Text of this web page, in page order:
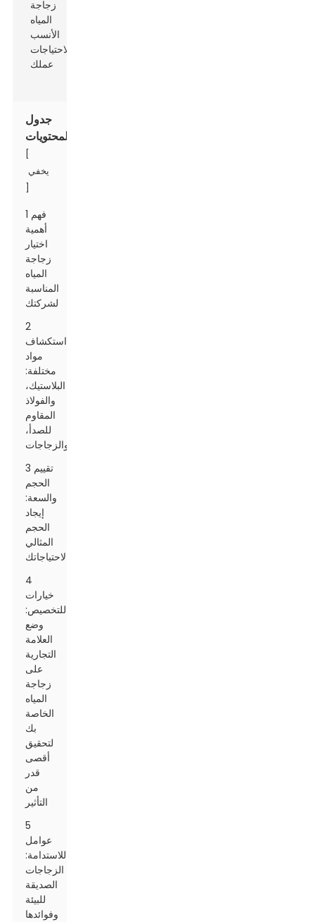
جدول
المحتويات
يخفي
1 فهم
أهمية
اختيار
زجاجة
المياه
المناسبة
لشركتك
2
استكشاف
مواد
مختلفة:
البلاستيك،
والفولاذ
المقاوم
للصدأ،
والزجاجات
3 تقييم
الحجم
والسعة:
إيجاد
الحجم
المثالي
لاحتياجاتك
4
خيارات
للتخصيص:
وضع
العلامة
التجارية
على
زجاجة
المياه
الخاصة
بك
لتحقيق
أقصى
قدر
من
التأثير
5
عوامل
للاستدامة:
الزجاجات
الصديقة
للبيئة
وفوائدها